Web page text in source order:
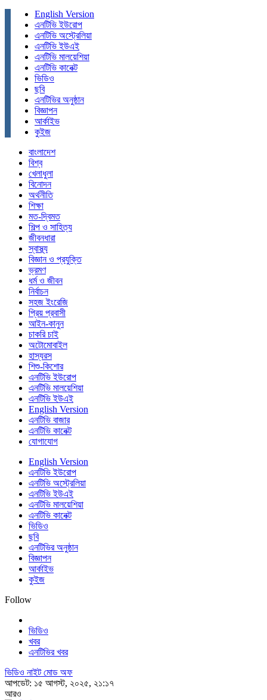
English Version
এনটিভি ইউরোপ
এনটিভি অস্ট্রেলিয়া
এনটিভি ইউএই
এনটিভি মালয়েশিয়া
এনটিভি কানেক্ট
ভিডিও
ছবি
এনটিভির অনুষ্ঠান
বিজ্ঞাপন
আর্কাইভ
কুইজ
বাংলাদেশ
বিশ্ব
খেলাধুলা
বিনোদন
অর্থনীতি
শিক্ষা
মত-দ্বিমত
শিল্প ও সাহিত্য
জীবনধারা
স্বাস্থ্য
বিজ্ঞান ও প্রযুক্তি
ভ্রমণ
ধর্ম ও জীবন
নির্বাচন
সহজ ইংরেজি
প্রিয় প্রবাসী
আইন-কানুন
চাকরি চাই
অটোমোবাইল
হাস্যরস
শিশু-কিশোর
এনটিভি ইউরোপ
এনটিভি মালয়েশিয়া
এনটিভি ইউএই
English Version
এনটিভি বাজার
এনটিভি কানেক্ট
যোগাযোগ
English Version
এনটিভি ইউরোপ
এনটিভি অস্ট্রেলিয়া
এনটিভি ইউএই
এনটিভি মালয়েশিয়া
এনটিভি কানেক্ট
ভিডিও
ছবি
এনটিভির অনুষ্ঠান
বিজ্ঞাপন
আর্কাইভ
কুইজ
Follow
ভিডিও
খবর
এনটিভির খবর
ভিডিও নাইট মোড অফ
আপডেট: ১৫ আগস্ট, ২০২৫, ২১:১৭
আরও